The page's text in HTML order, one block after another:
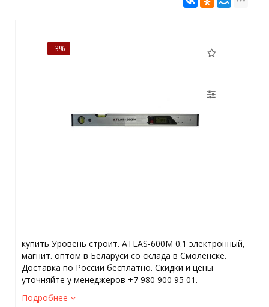
-3%
купить Уровень строит. ATLAS-600M 0.1 электронный,
магнит. оптом в Беларуси со склада в Смоленске.
Доставка по России бесплатно. Скидки и цены
уточняйте у менеджеров +7 980 900 95 01.
Подробнее